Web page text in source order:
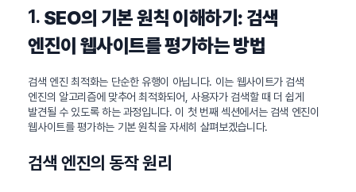
1. SEO의 기본 원칙 이해하기: 검색
엔진이 웹사이트를 평가하는 방법
검색 엔진 최적화는 단순한 유행이 아닙니다. 이는 웹사이트가 검색
엔진의 알고리즘에 맞추어 최적화되어, 사용자가 검색할 때 더 쉽게
발견될 수 있도록 하는 과정입니다. 이 첫 번째 섹션에서는 검색 엔진이
웹사이트를 평가하는 기본 원칙을 자세히 살펴보겠습니다.
검색 엔진의 동작 원리